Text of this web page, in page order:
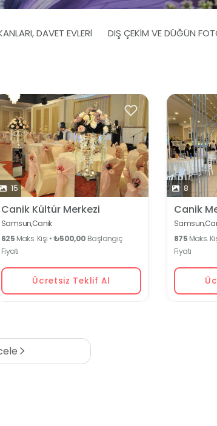
DAVET EVLERI DIŞ ÇEKIM VE DÜĞÜN
15
Canik Kültür Merkezi
Samsun,Canik
625 Maks. Kişi •₺500,00 Başlangıç
Fiyatı
Ücretsiz Teklif Al
8
Canik
Samsun,
875 Maks.
Fiyatı